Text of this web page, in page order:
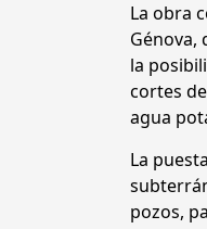
La obra
Génova,
la
cortes
agua
La
pozos,